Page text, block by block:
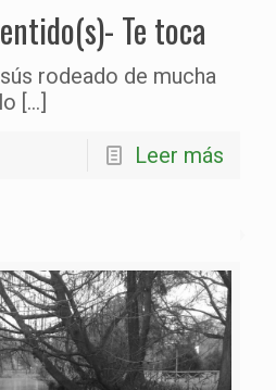
Te toca
rodeado de mucha
[…]
Leer más